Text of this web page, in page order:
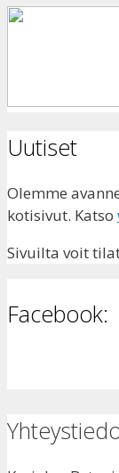
Uutiset
Olemme
kotisivut. Katso
Sivuilta voit
Facebook: